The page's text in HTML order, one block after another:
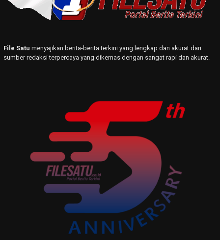
File Satu menyajikan berita-berita terkini yang lengkap dan akurat dari
sumber redaksi terpercaya yang dikemas dengan sangat rapi dan akurat.